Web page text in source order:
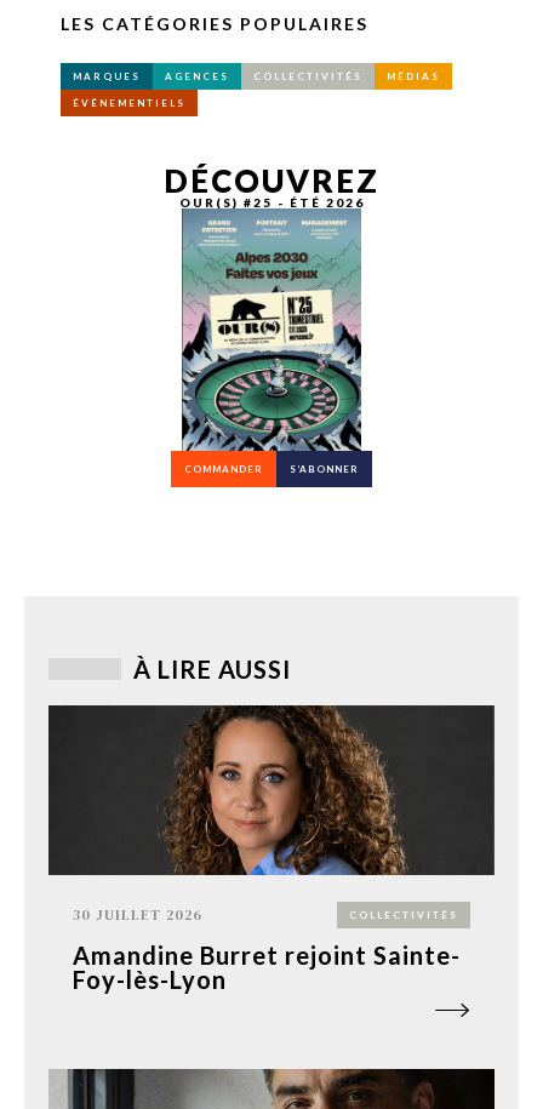
LES CATÉGORIES POPULAIRES
MARQUES AGENCES COLLECTIVITÉS MÉDIAS
ÉVÉNEMENTIELS
DÉCOUVREZ
OUR(S) #25 - ÉTÉ 2026
COMMANDER S’ABONNER
À LIRE AUSSI
30 JUILLET 2026 COLLECTIVITÉS
Amandine Burret rejoint Sainte-
Foy-lès-Lyon